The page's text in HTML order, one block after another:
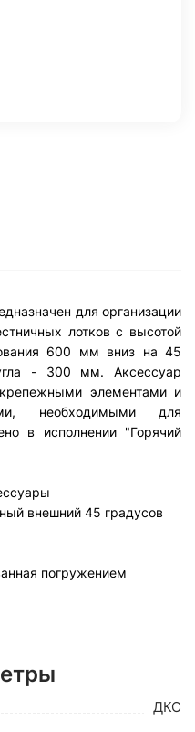
для организации
лотков с высотой
600 мм вниз на 45
- 300 мм. Аксессуар
элементами и
необходимыми для
в исполнении "Горячий
внешний 45 градусов
погружением
ДКС